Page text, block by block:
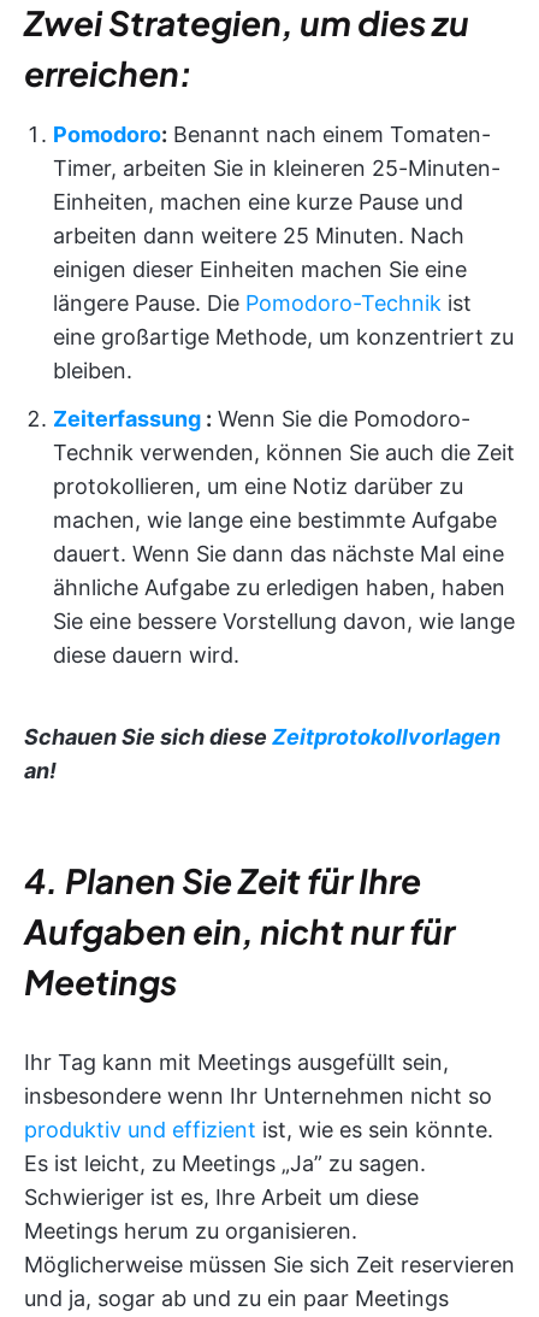
Zwei Strategien, um dies zu
erreichen:
Pomodoro: Benannt nach einem Tomaten-
Timer, arbeiten Sie in kleineren 25-Minuten-
Einheiten, machen eine kurze Pause und
arbeiten dann weitere 25 Minuten. Nach
einigen dieser Einheiten machen Sie eine
längere Pause. Die Pomodoro-Technik ist
eine großartige Methode, um konzentriert zu
bleiben.
Zeiterfassung : Wenn Sie die Pomodoro-
Technik verwenden, können Sie auch die Zeit
protokollieren, um eine Notiz darüber zu
machen, wie lange eine bestimmte Aufgabe
dauert. Wenn Sie dann das nächste Mal eine
ähnliche Aufgabe zu erledigen haben, haben
Sie eine bessere Vorstellung davon, wie lange
diese dauern wird.
Schauen Sie sich diese Zeitprotokollvorlagen
an!
4. Planen Sie Zeit für Ihre
Aufgaben ein, nicht nur für
Meetings
Ihr Tag kann mit Meetings ausgefüllt sein,
insbesondere wenn Ihr Unternehmen nicht so
produktiv und effizient ist, wie es sein könnte.
Es ist leicht, zu Meetings „Ja” zu sagen.
Schwieriger ist es, Ihre Arbeit um diese
Meetings herum zu organisieren.
Möglicherweise müssen Sie sich Zeit reservieren
und ja, sogar ab und zu ein paar Meetings